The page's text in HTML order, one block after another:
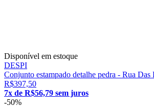
Disponível em estoque
DESPI
Conjunto estampado detalhe pedra - Rua Das
R$397,50
7x de R$56,79 sem juros
-50%